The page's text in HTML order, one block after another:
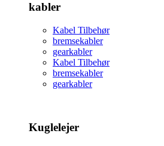
kabler
Kabel Tilbehør
bremsekabler
gearkabler
Kabel Tilbehør
bremsekabler
gearkabler
Kuglelejer